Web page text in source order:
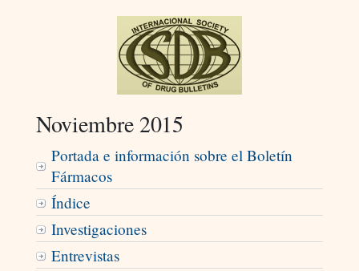
Noviembre 2015
Portada e información sobre el Boletín
Fármacos
Índice
Investigaciones
Entrevistas